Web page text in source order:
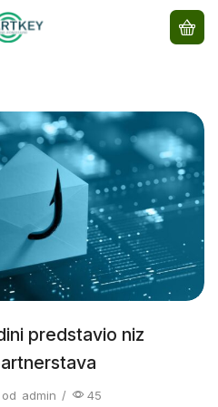
predstavio niz
admin / 45